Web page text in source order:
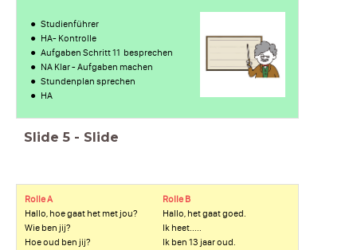
Studienführer
HA- Kontrolle
Aufgaben Schritt 11 besprechen
NA Klar - Aufgaben machen
Stundenplan sprechen
HA
Slide 5 - Slide
Rolle A
Hallo, hoe gaat het met jou?
Wie ben jij?
Hoe oud ben jij?
Rolle B
Hallo, het gaat goed.
Ik heet.....
Ik ben 13 jaar oud.